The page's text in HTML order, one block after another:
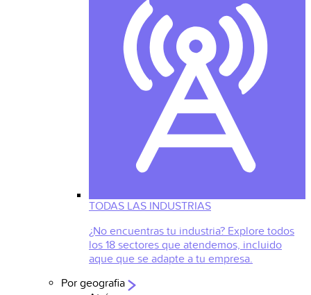
TODAS LAS INDUSTRIAS
¿No encuentras tu industria? Explore todos
los 18 sectores que atendemos, incluido
aque que se adapte a tu empresa.
Por geografia